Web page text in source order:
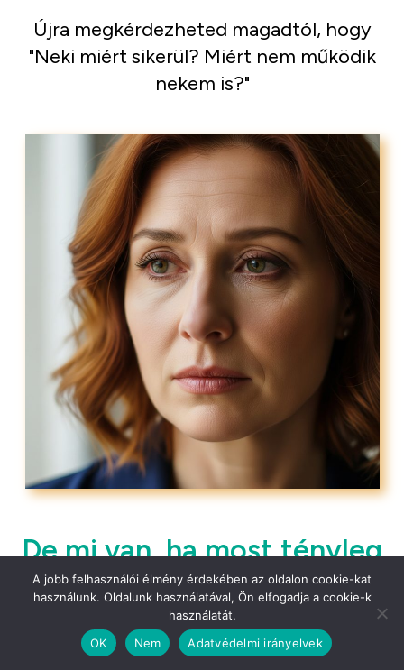
Újra megkérdezheted magadtól, hogy
"Neki miért sikerül? Miért nem működik
nekem is?"
De mi van, ha most tényleg
lépsz?
Akkor megérted a tested működését, és
A jobb felhasználói élmény érdekében az oldalon cookie-kat
használunk. Oldalunk használatával, Ön elfogadja a cookie-k
használatát.
OK
Nem Adatvédelmi irányelvek